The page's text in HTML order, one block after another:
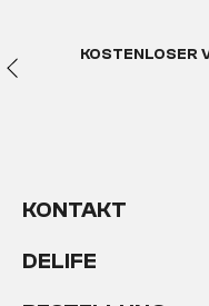
KOSTENLOSER
KONTAKT
DELIFE